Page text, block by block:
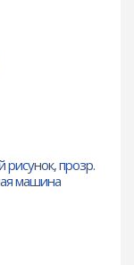
рисунок, прозр.
машина